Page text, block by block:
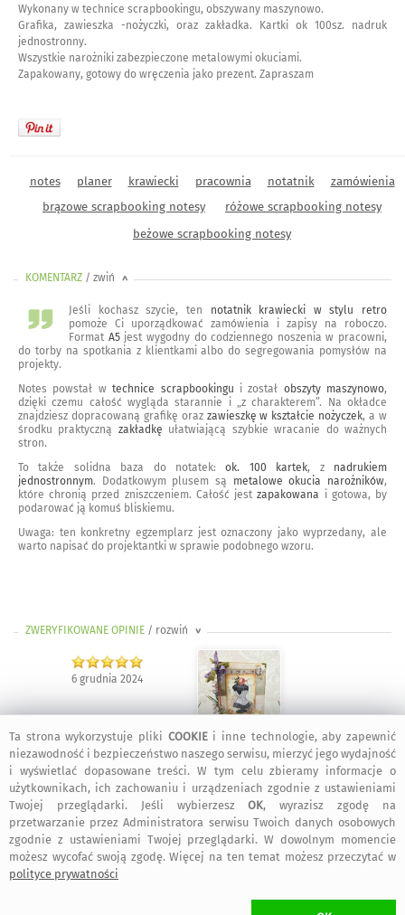
Wykonany w technice scrapbookingu, obszywany maszynowo.
Grafika, zawieszka -nożyczki, oraz zakładka. Kartki ok 100sz. nadruk
jednostronny.
Wszystkie narożniki zabezpieczone metalowymi okuciami.
Zapakowany, gotowy do wręczenia jako prezent. Zapraszam
notes planer krawiecki pracownia notatnik
zamówienia
brązowe scrapbooking notesy
różowe scrapbooking notesy
beżowe scrapbooking notesy
KOMENTARZ / zwiń <
Jeśli kochasz szycie, ten
notatnik krawiecki w stylu retro
pomoże Ci uporządkować zamówienia i zapisy na roboczo.
Format A5jest wygodny do codziennego noszenia w pracowni,
do torby na spotkania z klientkami albo do segregowania pomysłów na
projekty.
Notes powstał wtechnice scrapbookingu i został obszyty maszynowo,
dzięki czemu całość wygląda starannie i „z charakterem”. Na okładce
znajdziesz dopracowaną grafikę oraz zawieszkę w kształcie nożyczek, a w
środku praktyczną zakładkę ułatwiającą szybkie wracanie do ważnych
stron.
To także solidna baza do notatek:ok. 100 kartek, z nadrukiem
jednostronnym. Dodatkowym plusem są metalowe okucia narożników,
które chronią przed zniszczeniem. Całość jestzapakowana i gotowa, by
podarować ją komuś bliskiemu.
Uwaga: ten konkretny egzemplarz jest oznaczony jako wyprzedany, ale
warto napisać do projektantki w sprawie podobnego wzoru.
ZWERYFIKOWANE OPINIE / rozwiń >
6 grudnia 2024
Alicja: Pięknie wykonany notatnik, zapakowany idealnie na prezent.
Bardzo szybka wysyłka, świetnie zabezpieczona przed uszkodzeniami.
Gratuluję talentu i pozdrawiam serdecznie.
4 lutego 2024
Ta strona wykorzystuje pliki COOKIEi inne technologie, aby zapewnić
niezawodność i bezpieczeństwo naszego serwisu, mierzyć jego wydajność
i wyświetlać dopasowane treści. W tym celu zbieramy informacje o
użytkownikach, ich zachowaniu i urządzeniach zgodnie z ustawieniami
Twojej przeglądarki. Jeśli wybierzeszOK, wyrazisz zgodę na
przetwarzanie przez Administratora serwisu Twoich danych osobowych
zgodnie z ustawieniami Twojej przeglądarki. W dowolnym momencie
możesz wycofać swoją zgodę. Więcej na ten temat możesz przeczytać w
polityce prywatności